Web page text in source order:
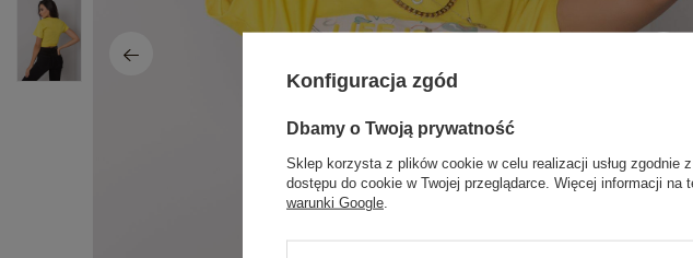
Konfiguracja zgód
Dbamy o Twoją prywatność
Sklep korzysta z plików cookie w celu realizacji usług zgodnie z
dostępu do cookie w Twojej przeglądarce. Więcej informacji
warunki Google